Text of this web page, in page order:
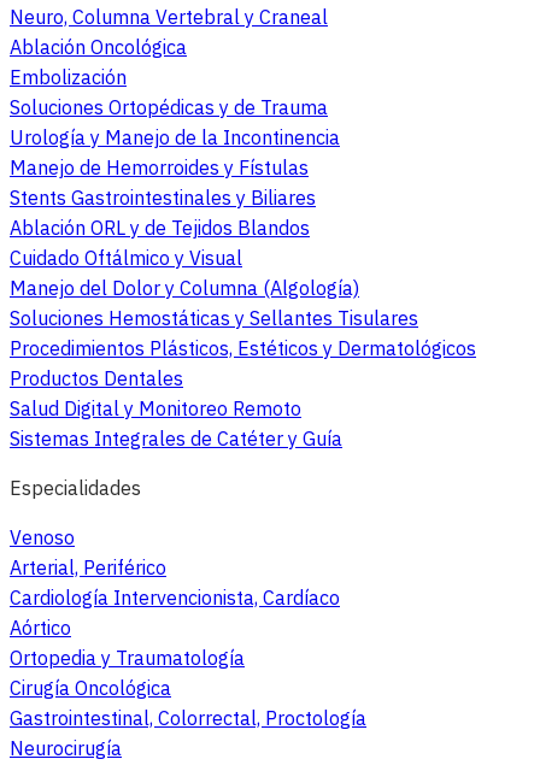
Neuro, Columna Vertebral y Craneal
Ablación Oncológica
Embolización
Soluciones Ortopédicas y de Trauma
Urología y Manejo de la Incontinencia
Manejo de Hemorroides y Fístulas
Stents Gastrointestinales y Biliares
Ablación ORL y de Tejidos Blandos
Cuidado Oftálmico y Visual
Manejo del Dolor y Columna (Algología)
Soluciones Hemostáticas y Sellantes Tisulares
Procedimientos Plásticos, Estéticos y Dermatológicos
Productos Dentales
Salud Digital y Monitoreo Remoto
Sistemas Integrales de Catéter y Guía
Especialidades
Venoso
Arterial, Periférico
Cardiología Intervencionista, Cardíaco
Aórtico
Ortopedia y Traumatología
Cirugía Oncológica
Gastrointestinal, Colorrectal, Proctología
Neurocirugía